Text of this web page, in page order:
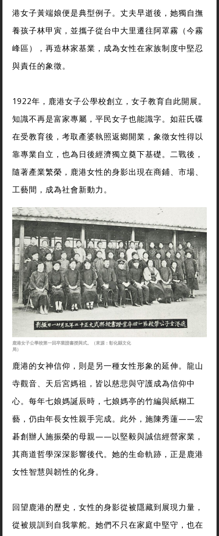
港女子黃端娘便是典型例子。丈夫早逝後，她獨自撫
養孩子林甲寅，並攜子從台中大里遷往阿罩霧（今霧
峰區），再造林家基業，成為女性在家族制度中堅忍
與責任的象徵。
1922年，鹿港女子公學校創立，女子教育自此開展。
知識不再是富家專屬，平民女子也能識字。如莊氏碟
在受教育後，考取產婆執照返鄉開業，象徵女性得以
靠專業自立，也為日後經濟獨立奠下基礎。二戰後，
隨著產業繁榮，鹿港女性的身影出現在商鋪、市場、
工藝間，成為社會新動力。
鹿港女子公學校第一回卒業證書授與式。（來源：彰化縣文化
局）
鹿港的女神信仰，則是另一種女性形象的延伸。龍山
寺觀音、天后宮媽祖，皆以慈悲與守護成為信仰中
心。每年七娘媽誕辰時，七娘媽亭的竹編與紙糊工
藝，仍由年長女性親手完成。此外，施陳秀蓮——宏
碁創辦人施振榮的母親——以堅毅與誠信經營家業，
其商道哲學深深影響後代。她的生命軌跡，正是鹿港
女性智慧與韌性的化身。
回望鹿港的歷史，女性的身影從被隱藏到展現力量，
從被規訓到自我掌舵。她們不只在家庭中堅守，也在